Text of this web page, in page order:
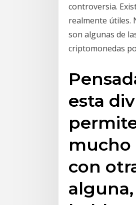
controversia.
realmente útiles.
son algunas de
criptomonedas
esta
mucho
con